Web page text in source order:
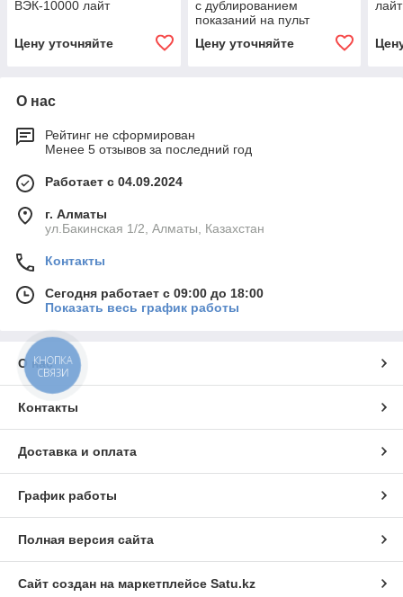
ВЭК-10000 лайт
Цену уточняйте
с дублированием
показаний на пульт
Цену уточняйте
лайт
О нас
Рейтинг не сформирован
Менее 5 отзывов за последний год
Работает с 04.09.2024
г. Алматы
ул.Бакинская 1/2, Алматы, Казахстан
Контакты
Сегодня работает с 09:00 до 18:00
Показать весь график работы
О нас
Контакты
Доставка и оплата
График работы
Полная версия сайта
Сайт создан на маркетплейсе Satu.kz
КНОПКА
СВЯЗИ